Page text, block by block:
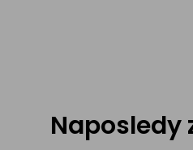
Naposledy